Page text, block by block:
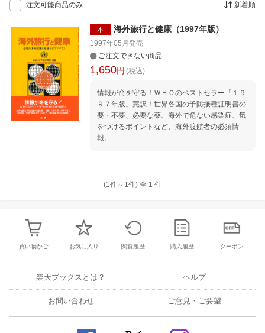
注文可能商品のみ 新着順
本 海外旅行と健康（1997年版）
1997年05月 発売
ご注文できない商品
1,650円 (税込)
情報が命を守る！ＷＨＯのベストセラー「１９
９７年版」完訳！世界各国の予防接種証明書の
要・不要、必要な薬、海外で危ない感染症、気
をつけるポイントなど、海外渡航者の必須情
報。
(1件～ 1件) 全 1 件
買い物かご お気に入り 閲覧履歴 購入履歴 クーポン
楽天ブックスとは？ ヘルプ
お問い合わせ ご意見・ご要望